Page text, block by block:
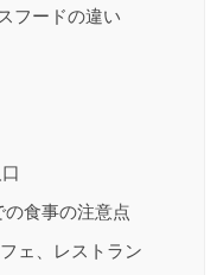
フードの違い
食事の注意点
ェ、レストラン